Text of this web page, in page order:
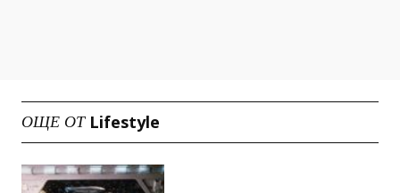
ОЩЕ ОТ Lifestyle